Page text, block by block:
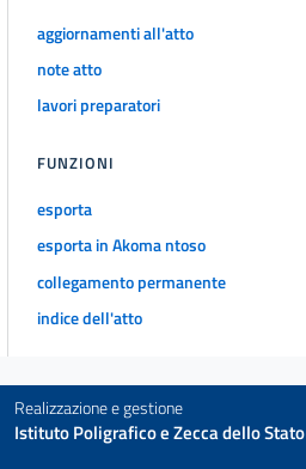
aggiornamenti all'atto
note atto
lavori preparatori
FUNZIONI
esporta
esporta in Akoma ntoso
collegamento permanente
indice dell'atto
Realizzazione e gestione
Istituto Poligrafico e Zecca dello Stato